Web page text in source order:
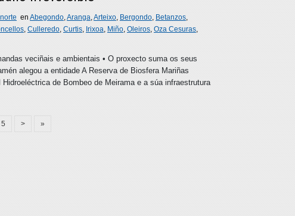
en Abegondo,Aranga,Arteixo, Bergondo, Betanzos,
, Culleredo, Curtis, Irixoa, Miño, Oleiros, Oza Cesuras,
veciñais e ambientais • O proxecto suma os seus
alegou a entidade A Reserva de Biosfera Mariñas
de Bombeo de Meirama e a súa infraestrutura
5 > »